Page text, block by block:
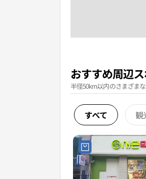
おすすめ周辺
半径50km以内のさまざま
すべて 観